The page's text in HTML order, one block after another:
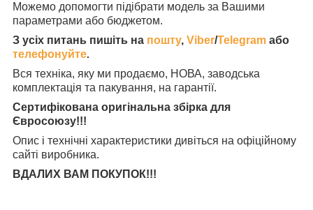
Можемо допомогти підібрати модель за Вашими
параметрами або бюджетом.
З усіх питань пишіть на пошту, Viber/Telegram або
телефонуйте.
Вся техніка, яку ми продаємо, НОВА, заводська
комплектація та пакування, на гарантії.
Сертифікована оригінальна збірка для
Євросоюзу!!!
Опис і технічні характеристики дивіться на офіційному
сайті виробника.
ВДАЛИХ ВАМ ПОКУПОК!!!